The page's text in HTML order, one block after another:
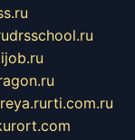
drsschool.ru
rti.com.ru